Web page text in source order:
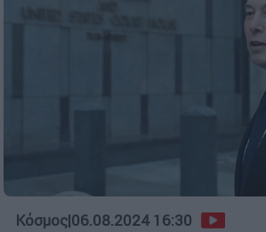
Κόσμος|06.08.2024 16:30